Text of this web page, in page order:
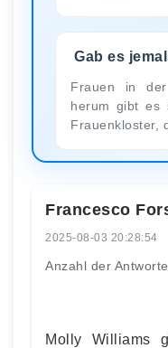
Gab es
Frauen in
herum gibt es
Frauenkloster,
Francesco
2025-08-03 20:28:54
Anzahl der
Molly Williams